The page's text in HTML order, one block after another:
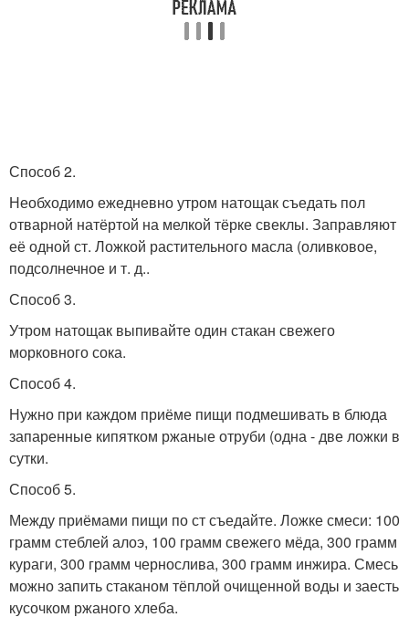
Способ 2.
Необходимо ежедневно утром натощак съедать пол
отварной натёртой на мелкой тёрке свеклы. Заправляют
её одной ст. Ложкой растительного масла (оливковое,
подсолнечное и т. д..
Способ 3.
Утром натощак выпивайте один стакан свежего
морковного сока.
Способ 4.
Нужно при каждом приёме пищи подмешивать в блюда
запаренные кипятком ржаные отруби (одна - две ложки в
сутки.
Способ 5.
Между приёмами пищи по ст съедайте. Ложке смеси: 100
грамм стеблей алоэ, 100 грамм свежего мёда, 300 грамм
кураги, 300 грамм чернослива, 300 грамм инжира. Смесь
можно запить стаканом тёплой очищенной воды и заесть
кусочком ржаного хлеба.